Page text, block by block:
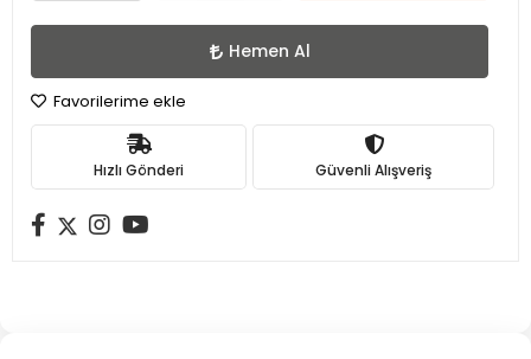
Hemen Al
Favorilerime ekle
Hızlı Gönderi Güvenli Alışveriş